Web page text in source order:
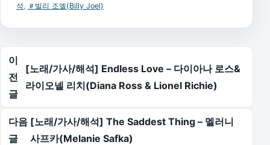
석
＃빌리 조엘(Billy Joel)
글 탐색
이
전
글
[노래/가사/해석] Endless Love – 다이아나 로스&
라이오넬 리치(Diana Ross & Lionel Richie)
다음
글
[노래/가사/해석] The Saddest Thing – 멜러니
사프카(Melanie Safka)